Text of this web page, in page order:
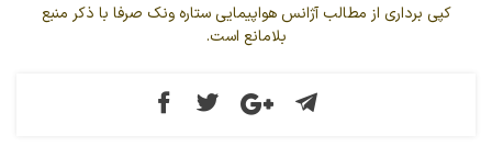
کپی برداری از مطالب آژانس هواپیمایی ستاره ونک صرفا با ذکر منبع
بلامانع است.